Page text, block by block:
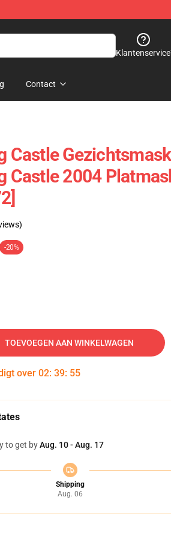
Klantenservice
Contact
Castle
Castle 2004
-20%
TOEVOEGEN AAN WINKELWAGEN
over 02: 39: 54
to get byAug. 10 - Aug. 17
Shipping
Aug. 06